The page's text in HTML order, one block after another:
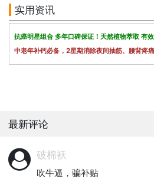
实用资讯
抗癌明星组合 多年口碑保证！天然植物萃取 有
中老年补钙必备，2星期消除夜间抽筋、腰背疼
最新评论
破棉袄
吹牛逼，骗补贴